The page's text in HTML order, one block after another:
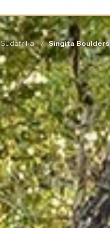
Südafrika Singita Boulders